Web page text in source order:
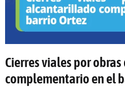
Cierres viales por
complementario en el